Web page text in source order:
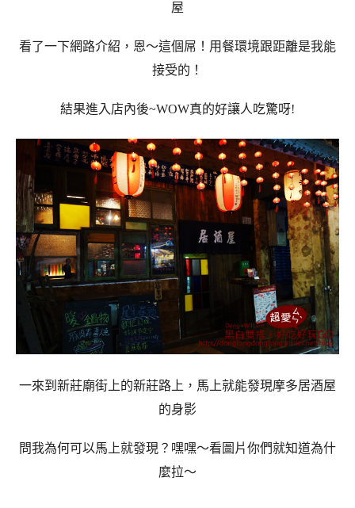
屋
看了一下網路介紹，恩～這個屌！用餐環境跟距離是我能
接受的！
結果進入店內後~WOW真的好讓人吃驚呀!
一來到新莊廟街上的新莊路上，馬上就能發現摩多居酒屋
的身影
問我為何可以馬上就發現？嘿嘿～看圖片你們就知道為什
麼拉～